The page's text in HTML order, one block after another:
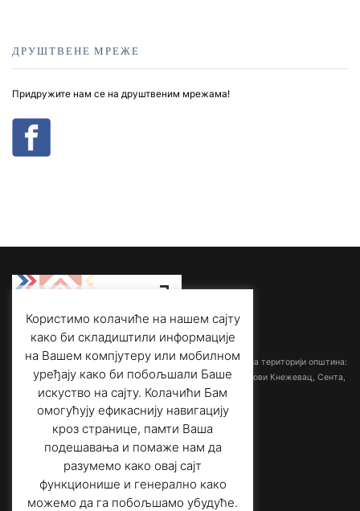
ДРУШТВЕНЕ МРЕЖЕ
Придружите нам се на друштвеним мрежама!
Међуопштински завод за заштиту споменика културе
са седиштем у Суботици обрађује споменичку баштину на територији општина:
Ада-Мол, Бачка Топола, Кањижа, Кикинда, Мали Иђош, Нови Кнежевац, Сента,
Суботица и Чока.
Трг слободе 1/3,
24000 Суботица, Србија
+381 (0)24 556 901
Е-пошта : office@heritage-su.org.rs
Користимо колачиће на нашем сајту
како би складиштили информације
на Вашем компјутеру или мобилном
уређају како би побољшали Баше
искуство на сајту. Колачићи Бам
омогућују ефикаснију навигацију
кроз странице, памти Ваша
подешавања и помаже нам да
разумемо како овај сајт
функционише и генерално како
можемо да га побољшамо убудуће.